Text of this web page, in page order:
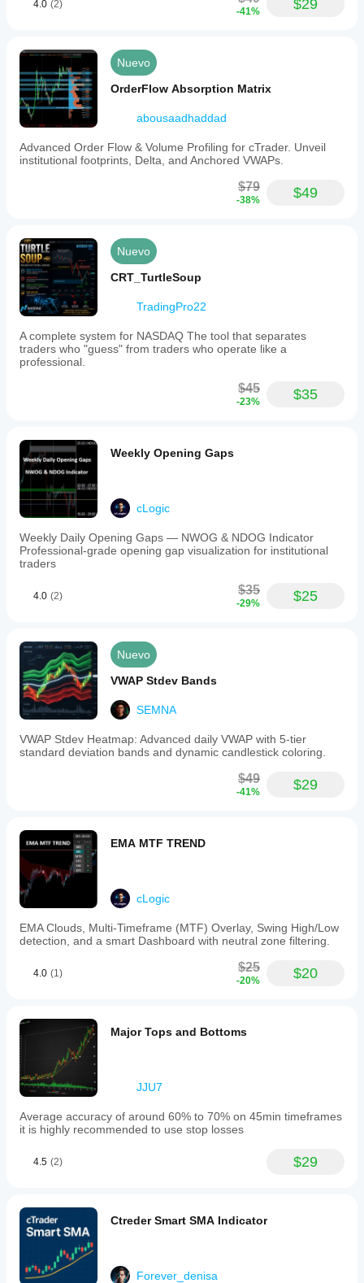
4.0 (2)
-41% $29
Nuevo
OrderFlow Absorption Matrix
abousaadhaddad
Advanced Order Flow & Volume Profiling for cTrader. Unveil
institutional footprints, Delta, and Anchored VWAPs.
$79
-38% $49
Nuevo
CRT_TurtleSoup
TradingPro22
A complete system for NASDAQ The tool that separates
traders who "guess" from traders who operate like a
professional.
$45
-23% $35
Weekly Opening Gaps
cLogic
Weekly Daily Opening Gaps — NWOG & NDOG Indicator
Professional-grade opening gap visualization for institutional
traders
4.0 (2) $35
-29% $25
Nuevo
VWAP Stdev Bands
SEMNA
VWAP Stdev Heatmap: Advanced daily VWAP with 5-tier
standard deviation bands and dynamic candlestick coloring.
$49
-41% $29
EMA MTF TREND
cLogic
EMA Clouds, Multi-Timeframe (MTF) Overlay, Swing High/Low
detection, and a smart Dashboard with neutral zone filtering.
4.0 (1) $25
-20% $20
Major Tops and Bottoms
JJU7
Average accuracy of around 60% to 70% on 45min timeframes
it is highly recommended to use stop losses
4.5 (2) $29
Ctreder Smart SMA Indicator
Forever_denisa